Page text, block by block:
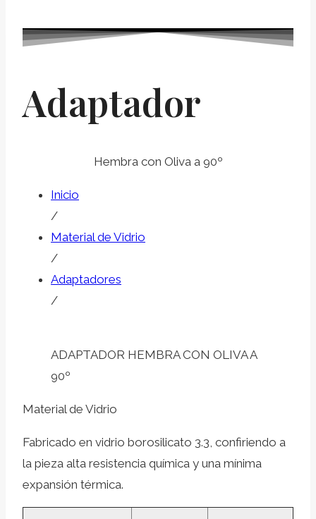
Adaptador
Hembra con Oliva a 90º
Inicio
/
Material de Vidrio
/
Adaptadores
/
ADAPTADOR HEMBRA CON OLIVA A
90º
Material de Vidrio
Fabricado en vidrio borosilicato 3.3, confiriendo a
la pieza alta resistencia química y una mínima
expansión térmica.